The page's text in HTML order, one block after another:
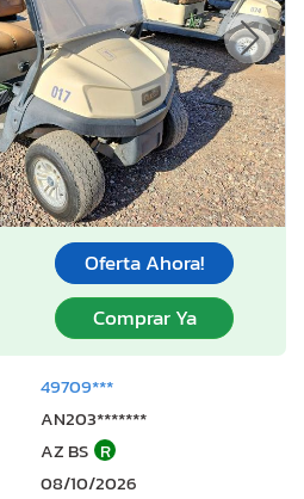
Oferta Ahora!
Comprar Ya
49709***
AN203*******
AZ BS R
08/10/2026